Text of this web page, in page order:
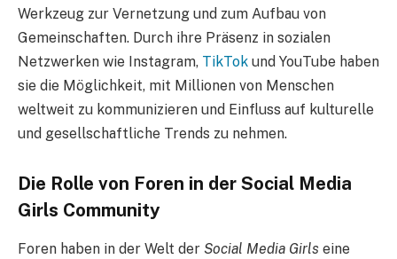
Werkzeug zur Vernetzung und zum Aufbau von
Gemeinschaften. Durch ihre Präsenz in sozialen
Netzwerken wie Instagram, TikTok und YouTube haben
sie die Möglichkeit, mit Millionen von Menschen
weltweit zu kommunizieren und Einfluss auf kulturelle
und gesellschaftliche Trends zu nehmen.
Die Rolle von Foren in der Social Media
Girls Community
Foren haben in der Welt der Social Media Girls eine